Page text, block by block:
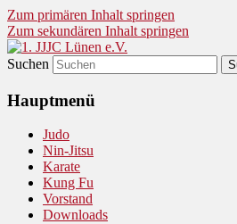
Zum primären Inhalt springen
Zum sekundären Inhalt springen
1. JJJC Lünen e.V.
Judo und Ninjitsu
Suchen
Hauptmenü
Judo
Nin-Jitsu
Karate
Kung Fu
Vorstand
Downloads